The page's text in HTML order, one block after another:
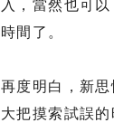
，當然也可
間了。
度明白，新思
把摸索試誤